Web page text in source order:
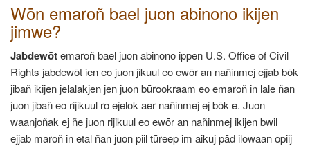
Wōn emaroñ bael juon abinono ikijen
jimwe?
Jabdewōtemaroñ bael juon abinono ippen U.S. Office of Civil
Rights jabdewōt ien eo juon jikuul eo ewōr an nañinmej ejjab bōk
jibañ ikijen jelalakjen jen juon būrookraam eo emaroñ in lale ñan
juon jibañ eo rijikuul ro ejelok aer nañinmej ej bōk e. Juon
waanjoñak ej ñe juon rijikuul eo ewōr an nañinmej ikijen bwil
ejjab maroñ in etal ñan juon piil tūreep im aikuj pād ilowaan opiij